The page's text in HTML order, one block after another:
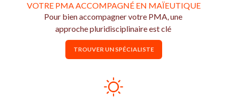
VOTRE PMA ACCOMPAGNÉ EN MAÏEUTIQUE
Pour bien accompagner votre PMA, une
approche pluridisciplinaire est clé
TROUVER UN SPÉCIALISTE